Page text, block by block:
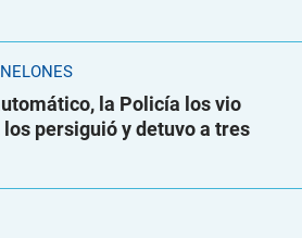
la Policía los vio
persiguió y detuvo a tres